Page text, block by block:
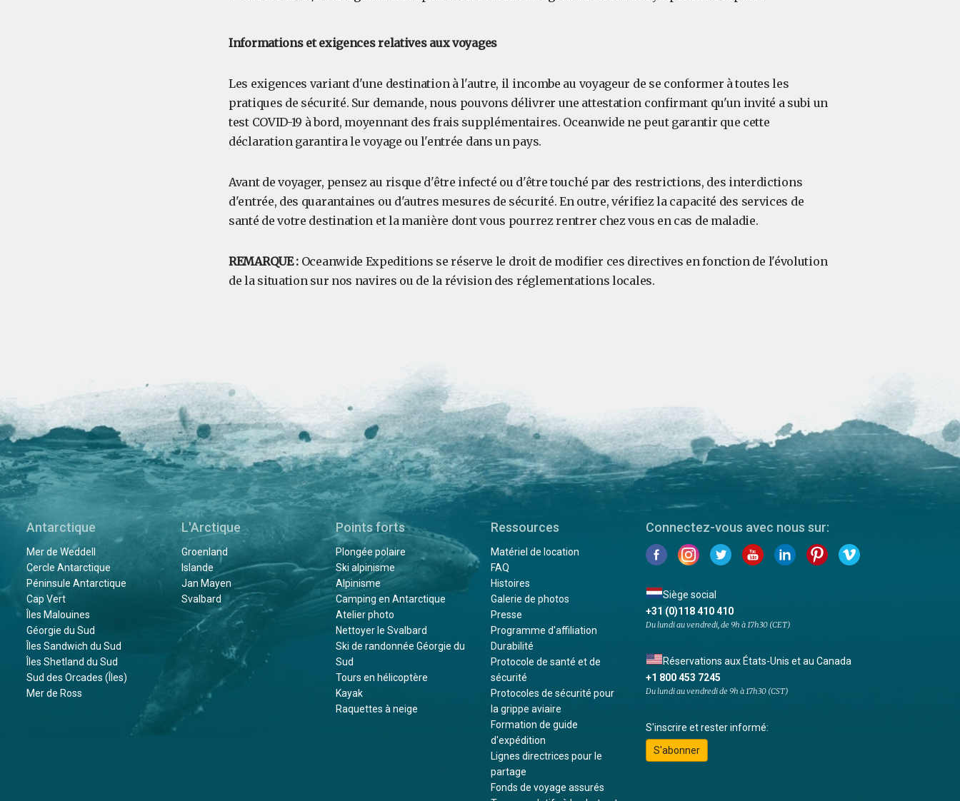
Informations et exigences relatives aux voyages
Les exigences variant d'une destination à l'autre, il incombe au voyageur de se conformer à toutes les
pratiques de sécurité. Sur demande, nous pouvons délivrer une attestation confirmant qu'un invité a subi un
test COVID-19 à bord, moyennant des frais supplémentaires. Oceanwide ne peut garantir que cette
déclaration garantira le voyage ou l'entrée dans un pays.
Avant de voyager, pensez au risque d'être infecté ou d'être touché par des restrictions, des interdictions
d'entrée, des quarantaines ou d'autres mesures de sécurité. En outre, vérifiez la capacité des services de
santé de votre destination et la manière dont vous pourrez rentrer chez vous en cas de maladie.
REMARQUE : Oceanwide Expeditions se réserve le droit de modifier ces directives en fonction de l'évolution
de la situation sur nos navires ou de la révision des réglementations locales.
Antarctique
Mer de Weddell
Cercle Antarctique
Péninsule Antarctique
Cap Vert
Îles Malouines
Géorgie du Sud
Îles Sandwich du Sud
Îles Shetland du Sud
Sud des Orcades (Îles)
Mer de Ross
L'Arctique
Groenland
Islande
Jan Mayen
Svalbard
Points forts
Plongée polaire
Ski alpinisme
Alpinisme
Camping en Antarctique
Atelier photo
Nettoyer le Svalbard
Ski de randonnée Géorgie du
Sud
Tours en hélicoptère
Kayak
Raquettes à neige
Ressources
Matériel de location
FAQ
Histoires
Galerie de photos
Presse
Programme d'affiliation
Durabilité
Protocole de santé et de
sécurité
Protocoles de sécurité pour
la grippe aviaire
Formation de guide
d'expédition
Lignes directrices pour le
partage
Fonds de voyage assurés
Connectez-vous avec nous sur:
Siège social
+31 (0)118 410 410
Du lundi au vendredi, de 9h à 17h30 (CET)
Réservations aux États-Unis et au Canada
+1 800 453 7245
Du lundi au vendredi de 9h à 17h30 (CST)
S'inscrire et rester informé:
S'abonner